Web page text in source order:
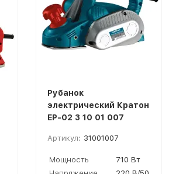
Рубанок
электрический Кратон
EP-02 3 10 01 007
Артикул: 31001007
Мощность
710 Вт